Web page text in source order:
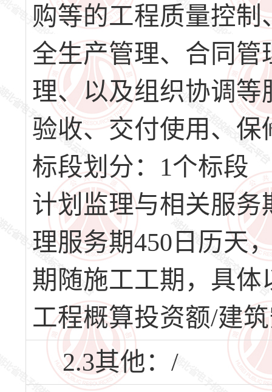
购等的工程质量控
全生产管理、合同
理、以及组织协调
验收、交付使用、
标段划分：1个标段
计划监理与相关服务
理服务期450日历天
期随施工工期，具
工程概算投资额/建
2.3其他：/